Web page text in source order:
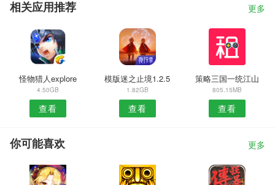
相关应用推荐 更多
怪物猎人explore
4.50GB
查看
模版迷之止境1.2.5
1.82GB
查看
策略三国一统江山
805.15MB
查看
你可能喜欢 更多